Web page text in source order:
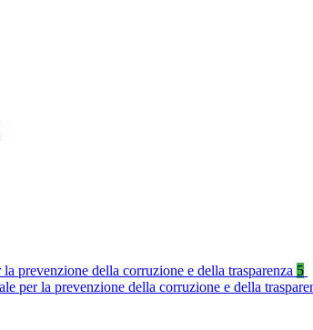
prevenzione della corruzione e della trasparenza 5
per la prevenzione della corruzione e della